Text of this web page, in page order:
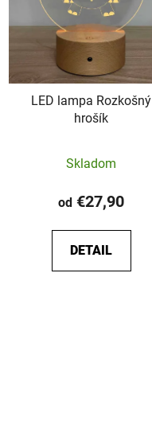
LED lampa Rozkošný
hrošík
Skladom
od €27,90
DETAIL